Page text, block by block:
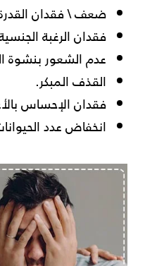
ضعف \ فقدان
فقدان الرغبة
عدم الشعور بنشوة
القذف المبكر.
فقدان الإحساس
انخفاض عدد